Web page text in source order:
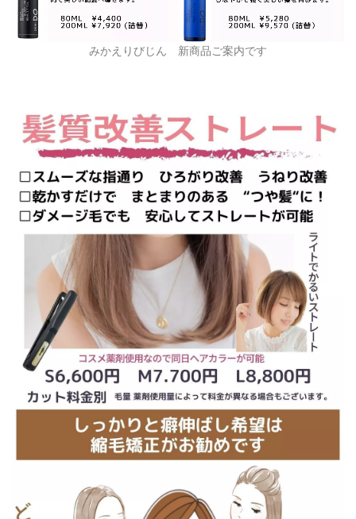
みかえりびじん 新商品ご案内です